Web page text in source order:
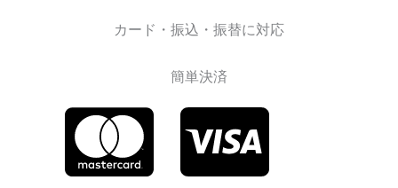
カード・振込・振替に対応
簡単決済